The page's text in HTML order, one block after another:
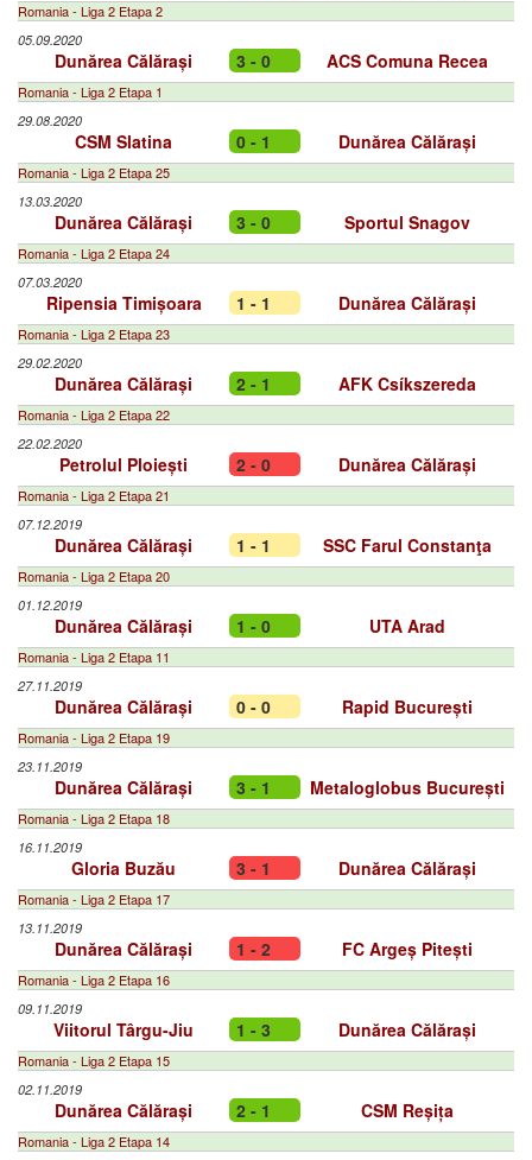
Romania - Liga 2 Etapa 2
05.09.2020
Dunărea Călărași 3 - 0 ACS Comuna Recea
Romania - Liga 2 Etapa 1
29.08.2020
CSM Slatina 0 - 1 Dunărea Călărași
Romania - Liga 2 Etapa 25
13.03.2020
Dunărea Călărași 3 - 0 Sportul Snagov
Romania - Liga 2 Etapa 24
07.03.2020
Ripensia Timișoara 1 - 1 Dunărea Călărași
Romania - Liga 2 Etapa 23
29.02.2020
Dunărea Călărași 2 - 1 AFK Csíkszereda
Romania - Liga 2 Etapa 22
22.02.2020
Petrolul Ploiești 2 - 0 Dunărea Călărași
Romania - Liga 2 Etapa 21
07.12.2019
Dunărea Călărași 1 - 1 SSC Farul Constanţa
Romania - Liga 2 Etapa 20
01.12.2019
Dunărea Călărași 1 - 0 UTA Arad
Romania - Liga 2 Etapa 11
27.11.2019
Dunărea Călărași 0 - 0 Rapid București
Romania - Liga 2 Etapa 19
23.11.2019
Dunărea Călărași 3 - 1 Metaloglobus București
Romania - Liga 2 Etapa 18
16.11.2019
Gloria Buzău 3 - 1 Dunărea Călărași
Romania - Liga 2 Etapa 17
13.11.2019
Dunărea Călărași 1 - 2 FC Argeș Pitești
Romania - Liga 2 Etapa 16
09.11.2019
Viitorul Târgu-Jiu 1 - 3 Dunărea Călărași
Romania - Liga 2 Etapa 15
02.11.2019
Dunărea Călărași 2 - 1 CSM Reșița
Romania - Liga 2 Etapa 14